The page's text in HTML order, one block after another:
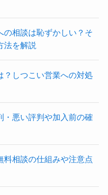
の相談は恥ずかしい？そ
法を解説
？しつこい営業への対処
・悪い評判や加入前の確
料相談の仕組みや注意点